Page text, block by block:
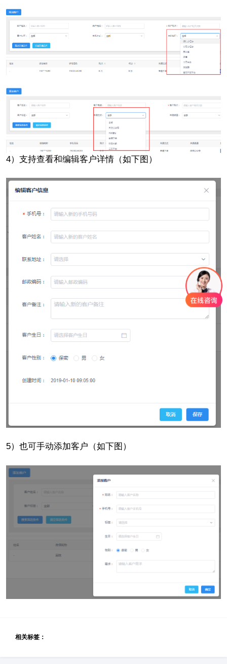
4）支持查看和编辑客户详情（如下图）
5）也可手动添加客户（如下图）
相关标签：